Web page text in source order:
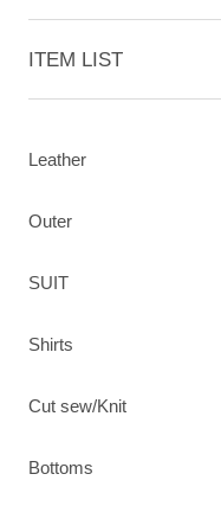
ITEM LIST
Leather
Outer
SUIT
Shirts
Cut sew/Knit
Bottoms